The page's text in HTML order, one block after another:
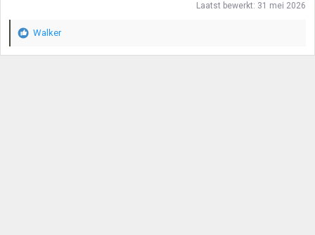
Laatst bewerkt: 31 mei 2026
W
Walker